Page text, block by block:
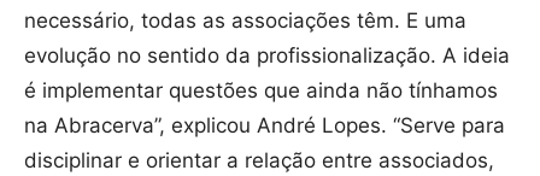
necessário, todas as associações têm. E uma
evolução no sentido da profissionalização. A ideia
é implementar questões que ainda não tínhamos
na Abracerva”, explicou André Lopes. “Serve para
disciplinar e orientar a relação entre associados,